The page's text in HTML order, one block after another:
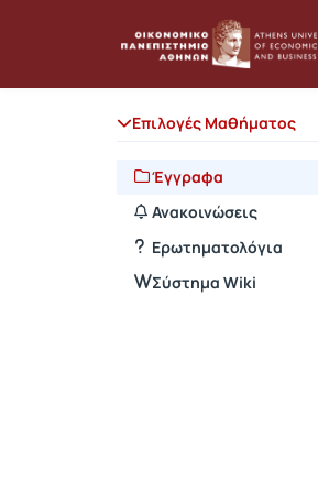
Επιλογές Μαθήματος
Έγγραφα
Ανακοινώσεις
Ερωτηματολόγια
Σύστημα Wiki